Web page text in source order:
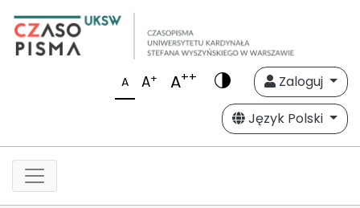
A A+ A++
Zaloguj
Język Polski